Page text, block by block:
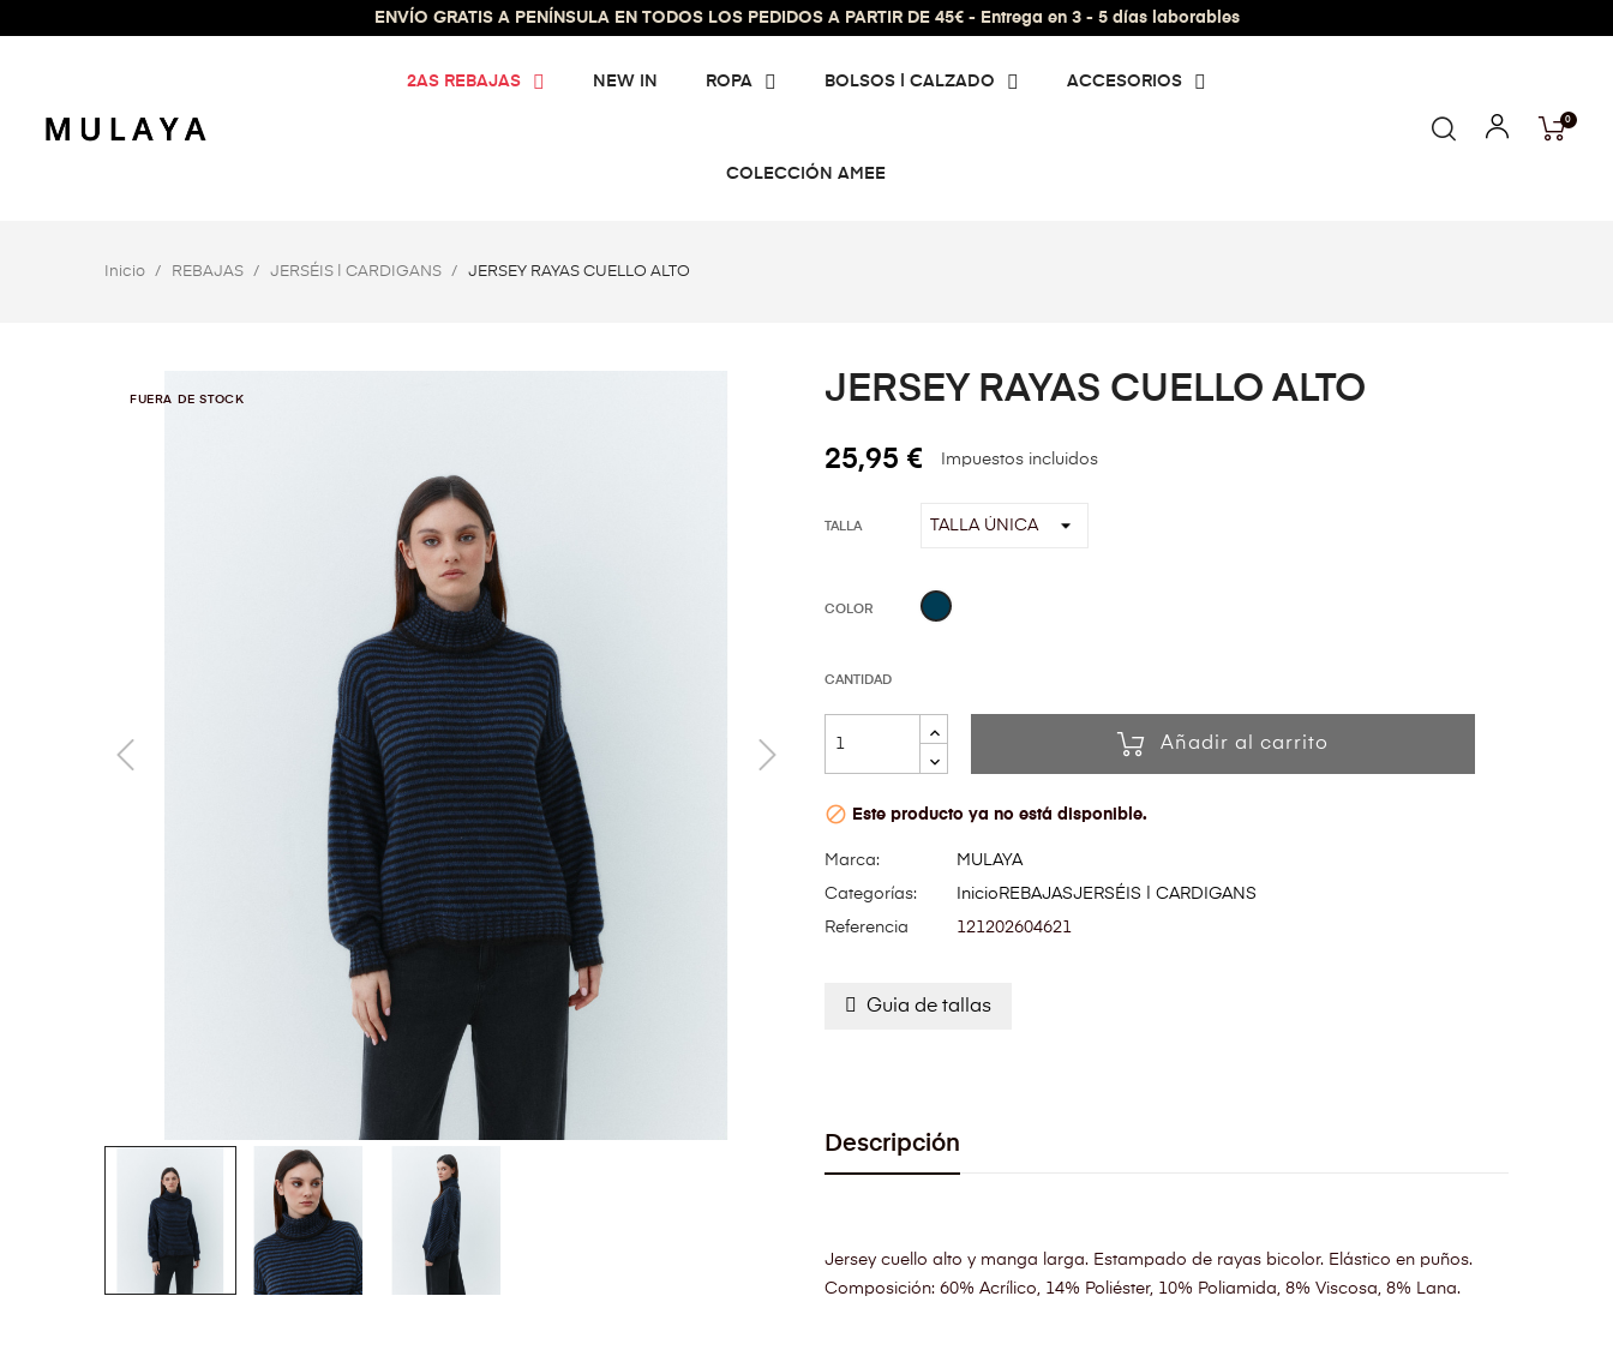
ENVÍO GRATIS A PENÍNSULA EN TODOS LOS PEDIDOS A PARTIR DE 45€ - Entrega en 3 - 5 días laborables
2AS REBAJAS NEW IN ROPA BOLSOS | CALZADO ACCESORIOS
COLECCIÓN AMEE
0
Inicio REBAJAS JERSÉIS | CARDIGANS JERSEY RAYAS CUELLO ALTO
FUERA DE STOCK JERSEY RAYAS CUELLO ALTO
25,95 € Impuestos incluidos
TALLA
COLOR
Azul
CANTIDAD
Añadir al carrito
 Este producto ya no está disponible.
Marca:
MULAYA
Categorías:
Inicio REBAJASJERSÉIS | CARDIGANS
Referencia
121202604621
Guia de tallas
Descripción
Jersey cuello alto y manga larga. Estampado de rayas bicolor. Elástico en puños.
Composición: 60% Acrílico, 14% Poliéster, 10% Poliamida, 8% Viscosa, 8% Lana.